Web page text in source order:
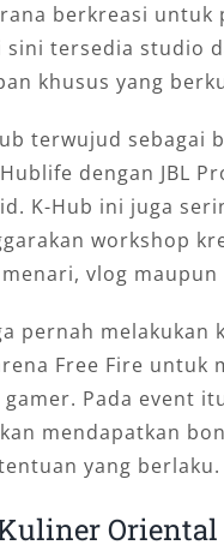
berkreasi untuk
sini tersedia studio
khusus yang
terwujud sebagai
dengan JBL
K-Hub ini juga
workshop
vlog maupun
pernah melakukan
Free Fire untuk
Pada event
mendapatkan
yang berlaku.
Oriental